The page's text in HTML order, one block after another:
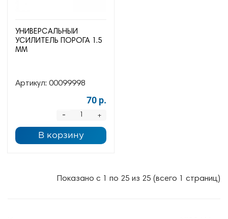
УНИВЕРСАЛЬНЫЙ
УСИЛИТЕЛЬ ПОРОГА 1.5
ММ
Артикул: 00099998
70 р.
+
-
В корзину
Показано с 1 по 25 из 25 (всего 1 страниц)